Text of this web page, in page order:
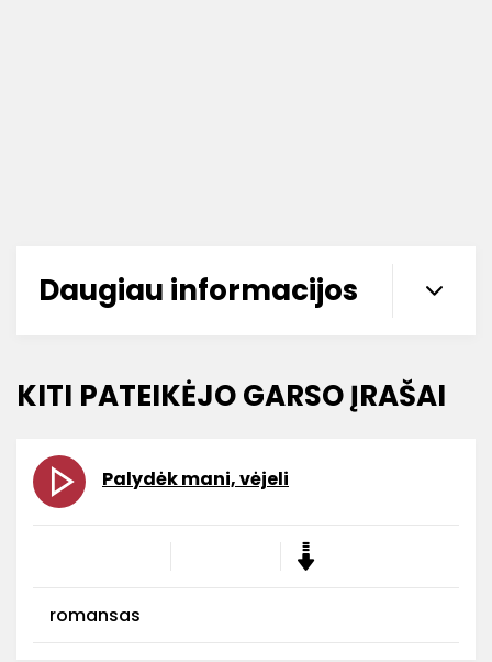
Daugiau informacijos
KITI PATEIKĖJO GARSO ĮRAŠAI
Palydėk mani, vėjeli
romansas